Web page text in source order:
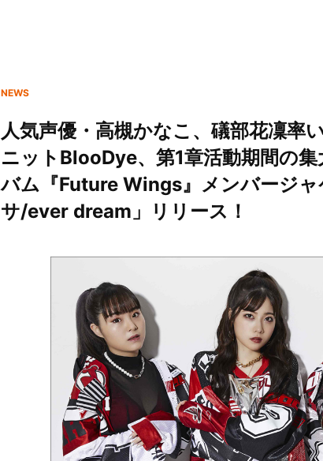
NEWS
人気声優・高槻かなこ、礒部花凜率
ニットBlooDye、第1章活動期間の
バム『Future Wings』メンバージ
サ/ever dream」リリース！